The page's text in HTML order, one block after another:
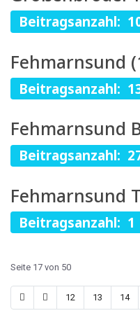
Beitragsanzahl:
Fehmarnsund
Beitragsanzahl:
Fehmarnsund
Beitragsanzahl:
Fehmarnsund
Beitragsanzahl: 1
Seite 17 von 50
12 13 14